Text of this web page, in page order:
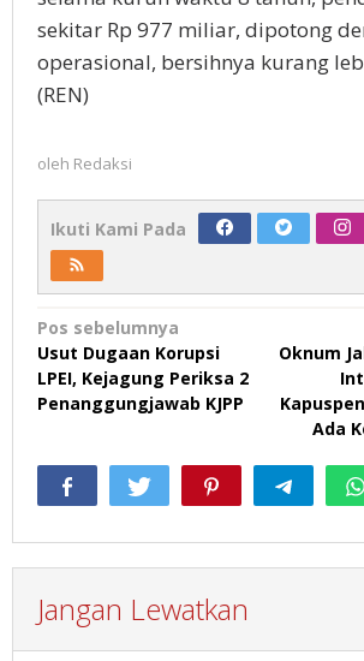
sekitar Rp 977 miliar, dipotong
operasional, bersihnya kurang
(REN)
oleh Redaksi
Ikuti Kami Pada
Navigasi
pos
Pos sebelumnya
Usut Dugaan Korupsi
LPEI, Kejagung Periksa 2
Penanggungjawab KJPP
Oknum
Ada
Jangan Lewatkan